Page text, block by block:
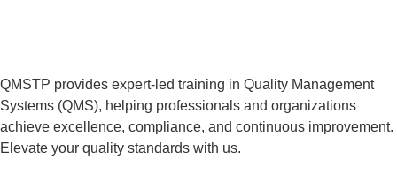
QMSTP provides expert-led training in Quality Management
Systems (QMS), helping professionals and organizations
achieve excellence, compliance, and continuous improvement.
Elevate your quality standards with us.